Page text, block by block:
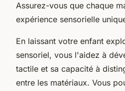
Assurez-vous que chaque
expérience sensorielle
En laissant votre enfant
sensoriel, vous l'aidez à
tactile et sa capacité à
entre les matériaux. Vous